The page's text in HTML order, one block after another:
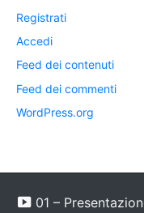
Registrati
Accedi
Feed dei contenuti
Feed dei commenti
WordPress.org
01 –